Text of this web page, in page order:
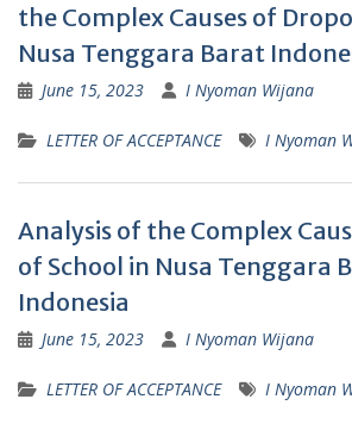
the Complex Causes of
Nusa Tenggara Barat
June 15, 2023 I Nyoman Wijana
LETTER OF ACCEPTANCE I Nyoman
Analysis of the Complex
of School in Nusa Tenggara
Indonesia
June 15, 2023 I Nyoman Wijana
LETTER OF ACCEPTANCE I Nyoman